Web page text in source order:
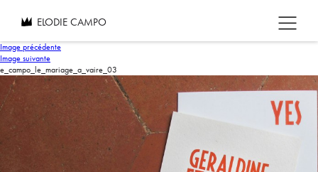
ELODIE CAMPO
Image précédente
Image suivante
e_campo_le_mariage_a_vaire_03